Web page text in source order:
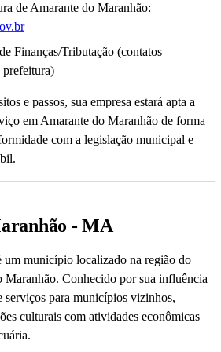
de Amarante do Maranhão:
Finanças/Tributação (contatos
prefeitura)
e passos, sua empresa estará apta a
em Amarante do Maranhão de forma
com a legislação municipal e
- MA
um município localizado na região do
Conhecido por sua influência
serviços para municípios vizinhos,
culturais com atividades econômicas